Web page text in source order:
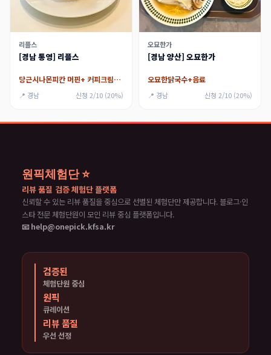
리플스
[경남 통영] 리플스
당근시나몬피칸 머핀+ 커피크림밀크쉐이크+아메리카노
📍 경남 신청 2/10 (20%)
오묘한가
[경남 양산] 오묘한가
오묘한닭국수+음료
📍 경남 신청 2/10 (20%)
원픽체험단 ⭐
리뷰 품질 검증 체험단 플랫폼
신뢰할 수 있는 리뷰 품질을 중심으로 선별된 체험단만 제공합니다. 블로그·인
스타 전문 체험단원이 모인 리뷰 중심 플랫폼입니다.
📧 help@onepick.kfsa.kr
검증된
체험단원 중심
원픽
큐레이션
리뷰 품질
우선 선정